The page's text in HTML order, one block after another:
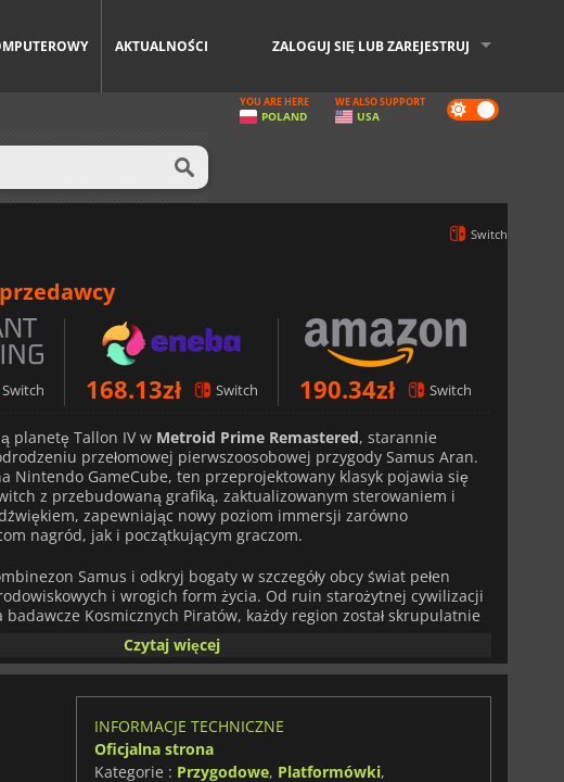
AKTUALNOŚCI ZALOGUJ SIĘ LUB ZAREJESTRUJ
Dark
mode
YOU ARE HERE
POLAND
WE ALSO SUPPORT
USA
Switch
Switch 168.13zł Switch 190.34zł Switch
planetę Tallon IV w Metroid Prime Remastered, starannie
przełomowej pierwszoosobowej przygody Samus Aran.
Nintendo GameCube, ten przeprojektowany klasyk pojawia się
z przebudowaną grafiką, zaktualizowanym sterowaniem i
zapewniając nowy poziom immersji zarówno
nagród, jak i początkującym graczom.
Samus i odkryj bogaty w szczegóły obcy świat pełen
i wrogich form życia. Od ruin starożytnej cywilizacji
Kosmicznych Piratów, każdy region został skrupulatnie
o wysokiej rozdzielczości, dynamicznym oświetleniem i
środowiskowymi, które ożywiają Tallon IV w oszałamiających
wizjery i umiejętności, które otwierają ścieżki do wcześniej
Dzięki kilku opcjom sterowania, w tym nowoczesnemu
i celowaniu ruchem, gracze mogą dostosować wrażenia do
Czytaj więcej
INFORMACJE TECHNICZNE
Oficjalna strona
Kategorie : Przygodowe, Platformówki,